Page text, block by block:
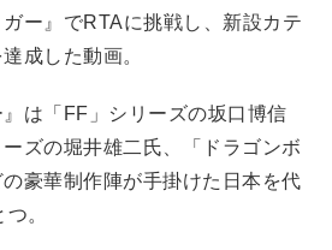
ー』でRTAに挑戦し、新設カテ
成した動画。
は「FF」シリーズの坂口博信
ズの堀井雄二氏、「ドラゴンボ
豪華制作陣が手掛けた日本を代
。